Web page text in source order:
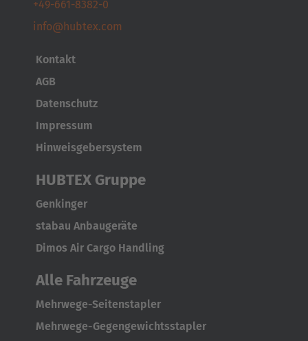
Belgium
Deutschland
Deutsch
España
Español
+49-661-8382-0
info@hubtex.com
Kontakt
AGB
Datenschutz
Impressum
Hinweisgebersystem
HUBTEX Gruppe
Genkinger
stabau Anbaugeräte
Dimos Air Cargo Handling
Alle Fahrzeuge
Mehrwege-Seitenstapler
Mehrwege-Gegengewichtsstapler